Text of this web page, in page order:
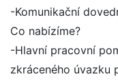
-Komunikační
Co nabízíme?
-Hlavní pracovní
zkráceného úvazku